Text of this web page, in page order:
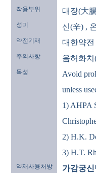
작용부위 대장(大
성미 신(辛) ,
약전기재 대한약전
주의사항 음허화
독성
Avoid
unless
1) AHPA
2) H.K.
3) H.T.
약재사용처방
가감궁